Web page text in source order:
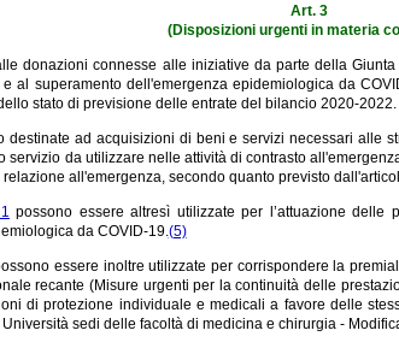
Art. 3
(Disposizioni urgenti in materia
donazioni connesse alle iniziative da parte della
al superamento dell'emergenza epidemiologica da
stato di previsione delle entrate del bilancio 2020-2022.
destinate ad acquisizioni di beni e servizi necessari alle
servizio da utilizzare nelle attività di contrasto
all'emergenza, secondo quanto previsto
possono essere altresì utilizzate per l’attuazione
da COVID-19.(5)
essere inoltre utilizzate per corrispondere la
recante (Misure urgenti per la continuità delle
di protezione individuale e medicali a favore delle
sedi delle facoltà di medicina e chirurgia -